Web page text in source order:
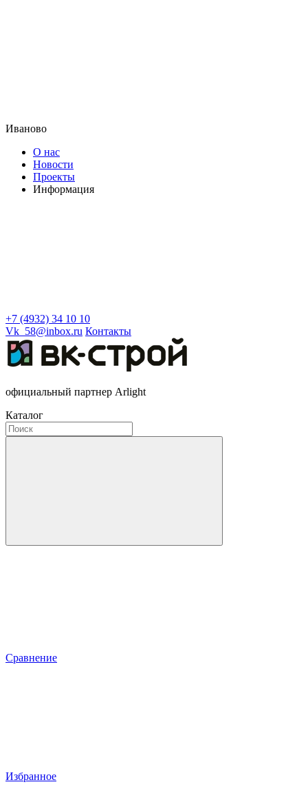
Иваново
О нас
Новости
Проекты
Информация
+7 (4932) 34 10 10
Vk_58@inbox.ru Контакты
официальный партнер Arlight
Каталог
Сравнение
Избранное